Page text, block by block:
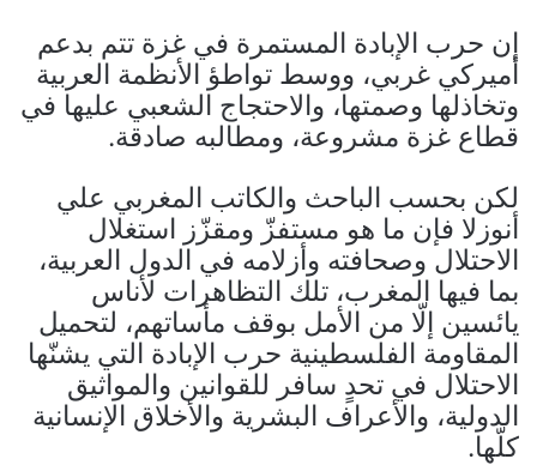
إن حرب الإبادة المستمرة في غزة تتم بدعم
أميركي غربي، ووسط تواطؤ الأنظمة العربية
وتخاذلها وصمتها، والاحتجاج الشعبي عليها في
قطاع غزة مشروعة، ومطالبه صادقة.
لكن بحسب الباحث والكاتب المغربي علي
أنوزلا فإن ما هو مستفزّ ومقزّز استغلال
الاحتلال وصحافته وأزلامه في الدول العربية،
بما فيها المغرب، تلك التظاهرات لأناس
يائسين إلّا من الأمل بوقف مأساتهم، لتحميل
المقاومة الفلسطينية حرب الإبادة التي يشنّها
الاحتلال في تحدٍ سافر للقوانين والمواثيق
الدولية، والأعراف البشرية والأخلاق الإنسانية
كلّها.